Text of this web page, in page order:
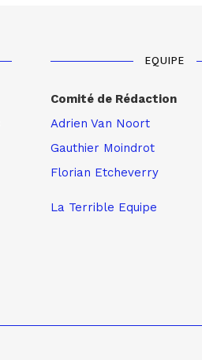
EQUIPE
Comité de Rédaction
Adrien Van Noort
Gauthier Moindrot
Florian Etcheverry
La Terrible Equipe